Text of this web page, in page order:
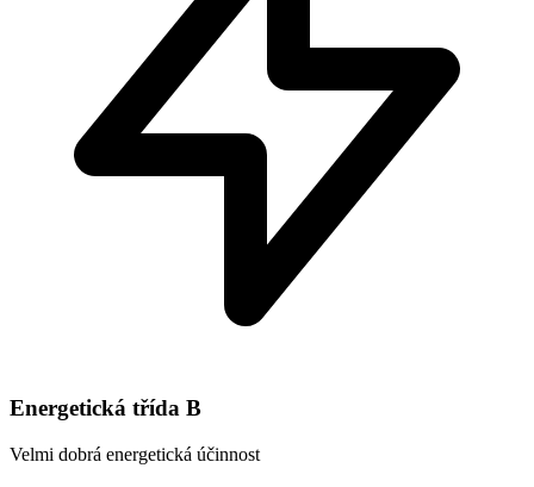
Energetická třída B
Velmi dobrá energetická účinnost